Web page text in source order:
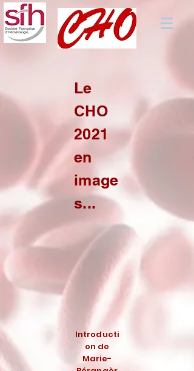
Le
CHO
2021
en
image
s...
Introducti
on de
Marie-